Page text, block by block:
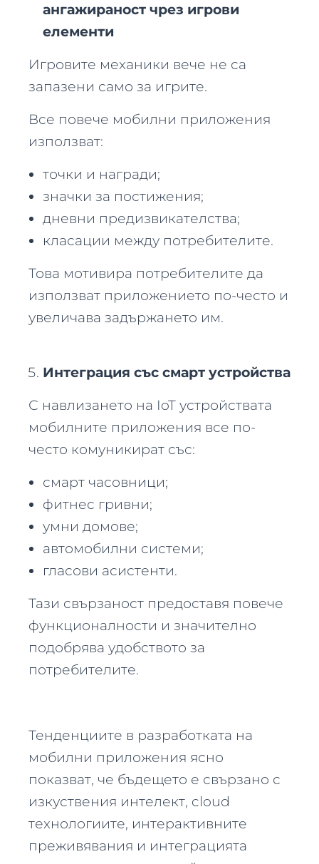
ангажираност чрез игрови
елементи
Игровите механики вече не са
запазени само за игрите.
Все повече мобилни приложения
използват:
точки и награди;
значки за постижения;
дневни предизвикателства;
класации между потребителите.
Това мотивира потребителите да
използват приложението по-често и
увеличава задържането им.
Интеграция със смарт устройства
С навлизането на IoT устройствата
мобилните приложения все по-
често комуникират със:
смарт часовници;
фитнес гривни;
умни домове;
автомобилни системи;
гласови асистенти.
Тази свързаност предоставя повече
функционалности и значително
подобрява удобството за
потребителите.
Тенденциите в разработката на
мобилни приложения ясно
показват, че бъдещето е свързано с
изкуствения интелект, cloud
технологиите, интерактивните
преживявания и интеграцията